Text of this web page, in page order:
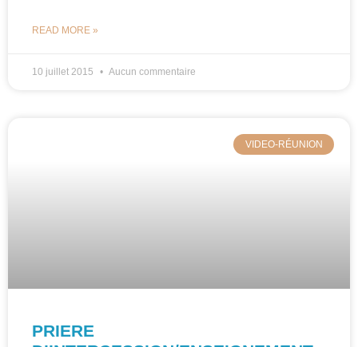
READ MORE »
10 juillet 2015 Aucun commentaire
VIDEO-RÉUNION
PRIERE